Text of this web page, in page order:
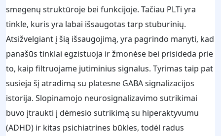
smegenų struktūroje bei funkcijoje. Tačiau PLTi yra
tinkle, kuris yra labai išsaugotas tarp stuburinių.
Atsižvelgiant į šią išsaugojimą, yra pagrindo manyti, kad
panašūs tinklai egzistuoja ir žmonėse bei prisideda prie
to, kaip filtruojame jutiminius signalus. Tyrimas taip pat
susieja šį atradimą su platesne GABA signalizacijos
istorija. Slopinamojo neurosignalizavimo sutrikimai
buvo įtraukti į dėmesio sutrikimą su hiperaktyvumu
(ADHD) ir kitas psichiatrines būkles, todėl radus